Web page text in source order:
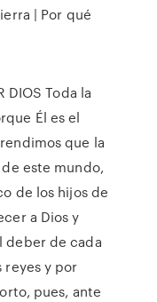
| Por qué
DIOS Toda la
Él es el
que la
este mundo,
de los hijos de
a Dios y
deber de cada
reyes y por
pues, ante